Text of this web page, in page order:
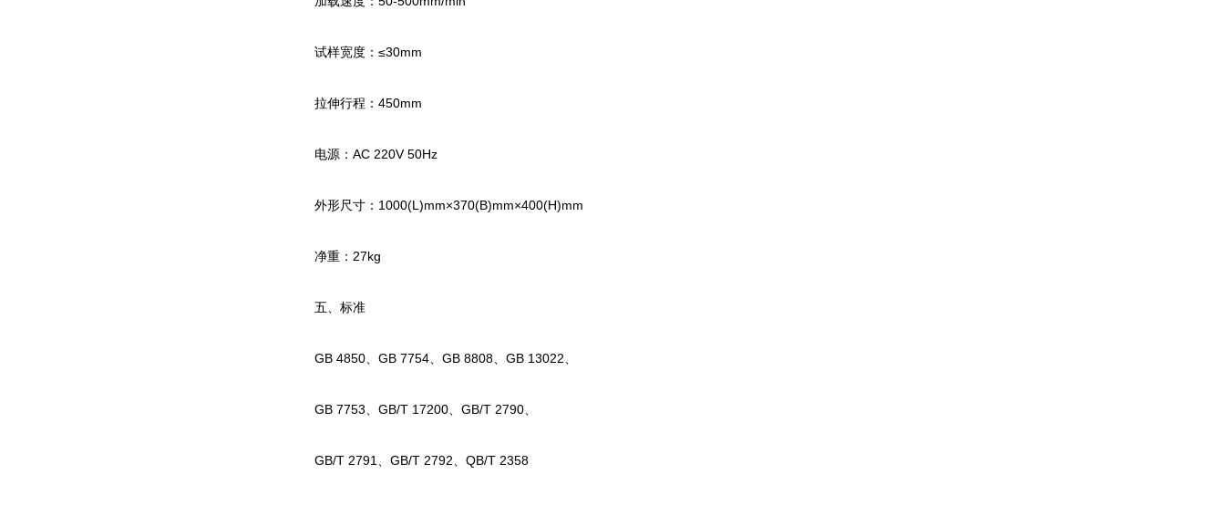
试样宽度：≤30mm
拉伸行程：450mm
电源：AC 220V 50Hz
外形尺寸：1000(L)mm×370(B)mm×400(H)mm
净重：27kg
五、标准
GB 4850、GB 7754、GB 8808、GB 13022、
GB 7753、GB/T 17200、GB/T 2790、
GB/T 2791、GB/T 2792、QB/T 2358